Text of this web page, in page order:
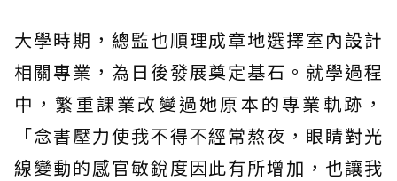
大學時期，總監也順理成章地選擇室內設計
相關專業，為日後發展奠定基石。就學過程
中，繁重課業改變過她原本的專業軌跡，
「念書壓力使我不得不經常熬夜，眼睛對光
線變動的感官敏銳度因此有所增加，也讓我